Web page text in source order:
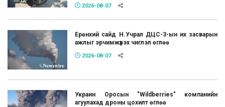
2026-08-07
Ерөнхий сайд Н.Учрал ДЦС-3-ын их засварын
ажлыг эрчимжүүлэх чиглэл өглөө
2026-08-07
Украин Оросын "Wildberries" компанийн
агуулахад дроны цохилт өглөө